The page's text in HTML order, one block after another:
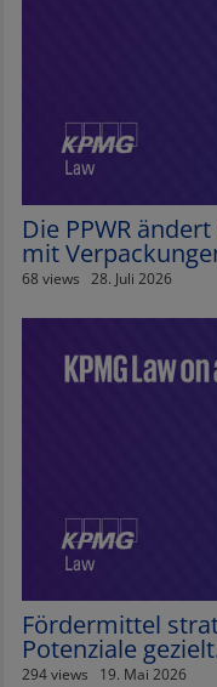
Die PPWR
mit
68 views 28. Juli 2026
Fördermittel
Potenziale
294 views 19. Mai 2026